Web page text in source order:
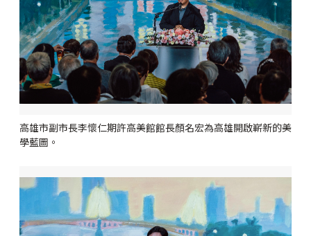
高雄市副市長李懷仁期許高美館館長顏名宏為高雄開啟嶄新的美
學藍圖。